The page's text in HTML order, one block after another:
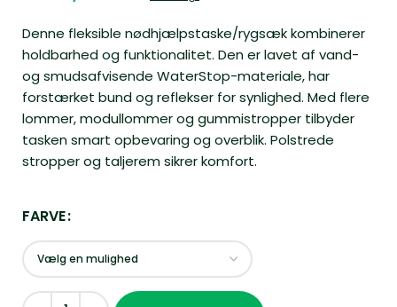
Denne fleksible nødhjælpstaske/rygsæk kombinerer
holdbarhed og funktionalitet. Den er lavet af vand-
og smudsafvisende WaterStop-materiale, har
forstærket bund og reflekser for synlighed. Med flere
lommer, modullommer og gummistropper tilbyder
tasken smart opbevaring og overblik. Polstrede
stropper og taljerem sikrer komfort.
FARVE